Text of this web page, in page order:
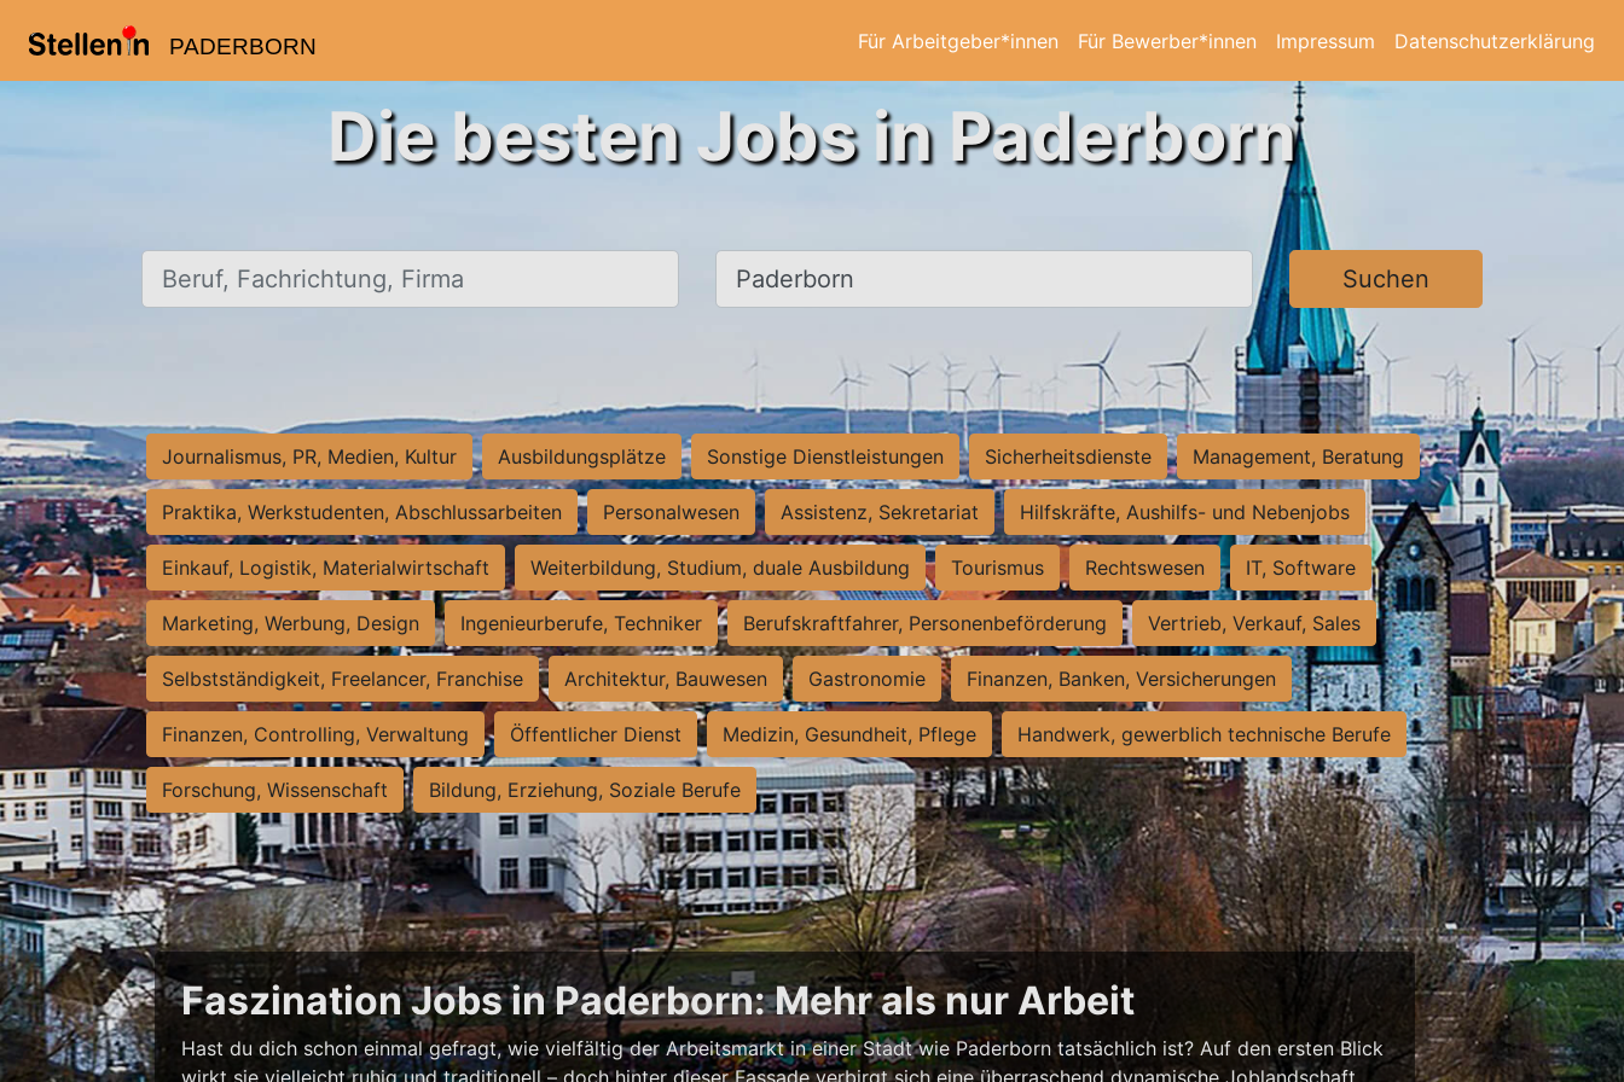
PADERBORN Für Arbeitgeber*innen Für Bewerber*innen Impressum Datenschutzerklärung
Die besten Jobs in Paderborn
Beruf, Fachrichtung, Firma Ort, Stadt Suchen
Journalismus, PR, Medien, Kultur Ausbildungsplätze Sonstige Dienstleistungen Sicherheitsdienste Management, Beratung
Praktika, Werkstudenten, Abschlussarbeiten Personalwesen Assistenz, Sekretariat Hilfskräfte, Aushilfs- und Nebenjobs
Einkauf, Logistik, Materialwirtschaft Weiterbildung, Studium, duale Ausbildung Tourismus Rechtswesen IT, Software
Marketing, Werbung, Design Ingenieurberufe, Techniker Berufskraftfahrer, Personenbeförderung Vertrieb, Verkauf, Sales
Selbstständigkeit, Freelancer, Franchise Architektur, Bauwesen Gastronomie Finanzen, Banken, Versicherungen
Finanzen, Controlling, Verwaltung Öffentlicher Dienst Medizin, Gesundheit, Pflege Handwerk, gewerblich technische Berufe
Forschung, Wissenschaft Bildung, Erziehung, Soziale Berufe
Faszination Jobs in Paderborn: Mehr als nur Arbeit
Hast du dich schon einmal gefragt, wie vielfältig der Arbeitsmarkt in einer Stadt wie Paderborn tatsächlich ist? Auf den ersten Blick